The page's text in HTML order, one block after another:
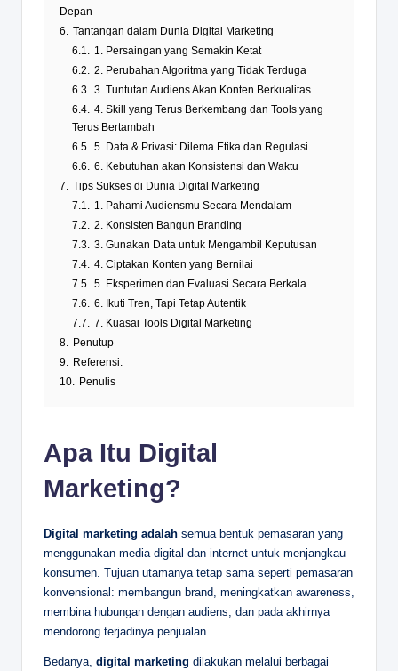
Depan
6.
Tantangan dalam Dunia Digital Marketing
6.1.
1. Persaingan yang Semakin Ketat
6.2.
2. Perubahan Algoritma yang Tidak Terduga
6.3.
3. Tuntutan Audiens Akan Konten Berkualitas
6.4.
4. Skill yang Terus Berkembang dan Tools yang
Terus Bertambah
6.5.
5. Data & Privasi: Dilema Etika dan Regulasi
6.6.
6. Kebutuhan akan Konsistensi dan Waktu
7.
Tips Sukses di Dunia Digital Marketing
7.1.
1. Pahami Audiensmu Secara Mendalam
7.2.
2. Konsisten Bangun Branding
7.3.
3. Gunakan Data untuk Mengambil Keputusan
7.4.
4. Ciptakan Konten yang Bernilai
7.5.
5. Eksperimen dan Evaluasi Secara Berkala
7.6.
6. Ikuti Tren, Tapi Tetap Autentik
7.7.
7. Kuasai Tools Digital Marketing
8.
Penutup
9.
Referensi:
10.
Penulis
Apa Itu Digital
Marketing?
Digital marketing adalah semua bentuk pemasaran yang
menggunakan media digital dan internet untuk menjangkau
konsumen. Tujuan utamanya tetap sama seperti pemasaran
konvensional: membangun brand, meningkatkan awareness,
membina hubungan dengan audiens, dan pada akhirnya
mendorong terjadinya penjualan.
Bedanya, digital marketing dilakukan melalui berbagai